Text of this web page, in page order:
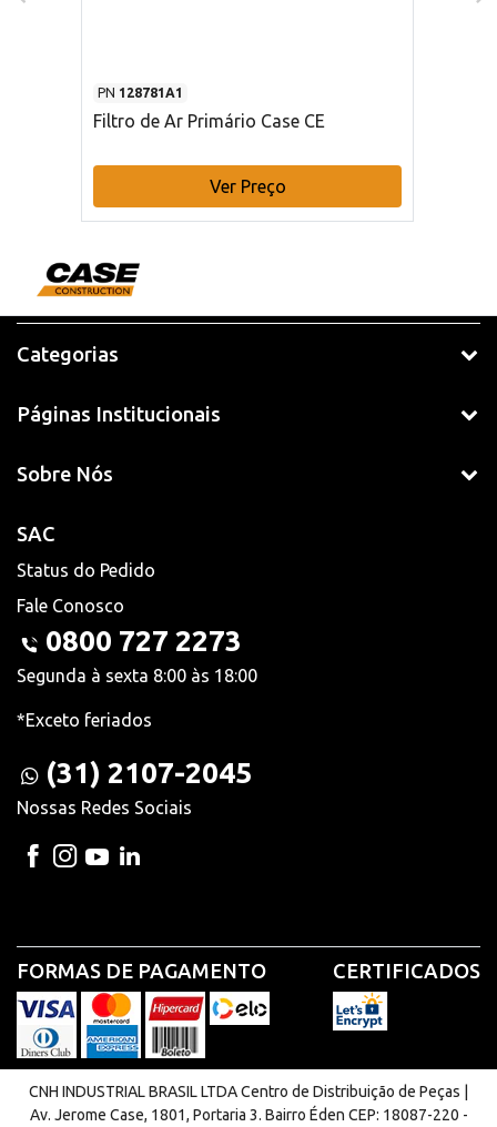
PN 128781A1
Filtro de Ar Primário Case CE
Ver Preço
Categorias
Páginas Institucionais
Sobre Nós
SAC
Status do Pedido
Fale Conosco
0800 727 2273
Segunda à sexta 8:00 às 18:00
*Exceto feriados
(31) 2107-2045
Nossas Redes Sociais
FORMAS DE PAGAMENTO CERTIFICADOS
CNH INDUSTRIAL BRASIL LTDA Centro de Distribuição de Peças |
Av. Jerome Case, 1801, Portaria 3. Bairro Éden CEP: 18087-220 -